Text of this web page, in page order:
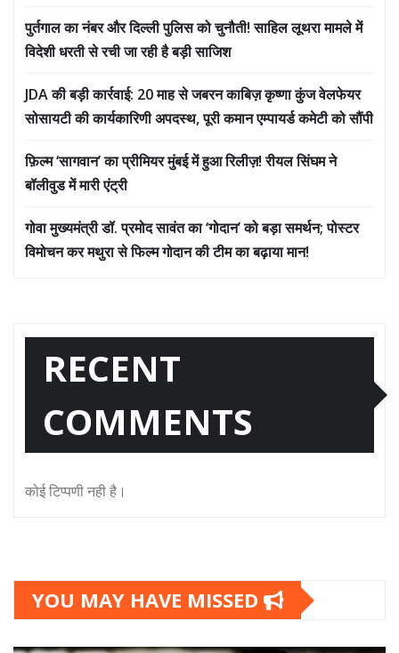
पुर्तगाल का नंबर और दिल्ली पुलिस को चुनौती! साहिल लूथरा मामले में
विदेशी धरती से रची जा रही है बड़ी साजिश
JDA की बड़ी कार्रवाई: 20 माह से जबरन काबिज़ कृष्णा कुंज वेलफेयर
सोसायटी की कार्यकारिणी अपदस्थ, पूरी कमान एम्पायर्ड कमेटी को सौंपी
फ़िल्म ‘सागवान’ का प्रीमियर मुंबई में हुआ रिलीज़! रीयल सिंघम ने
बॉलीवुड में मारी एंट्री
गोवा मुख्यमंत्री डॉ. प्रमोद सावंत का ‘गोदान’ को बड़ा समर्थन; पोस्टर
विमोचन कर मथुरा से फिल्म गोदान की टीम का बढ़ाया मान!
RECENT
COMMENTS
कोई टिप्पणी नही है।
YOU MAY HAVE MISSED